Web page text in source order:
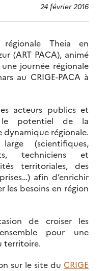
24 février 2016
régionale Theia en
(ART PACA), animé
journée régionale
au CRIGE-PACA à
acteurs publics et
le potentiel de la
régionale.
(scientifiques,
techniciens et
territoriales, des
afin d’enrichir
les besoins en région
de croiser les
pour une
territoire.
sur le site du CRIGE